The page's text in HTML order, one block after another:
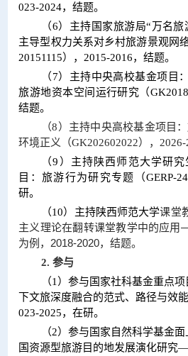
023-2024，结题。
（6）主持国家旅游局“万名
主导型权力关系对乡村旅游景观网
20151115），2015-2016，结题。
（7）主持中央高校基金项目
旅游地资本空间运行研究（
结题。
（8） 主持中央高校基金项目
环境正义（GK202602022），2026-
（9）主持陕西师范大学研
目：旅游行为研究专题（GERP-
研。
（10）主持陕西师范大学课堂
主义理论在翻转课堂教学中的应
为例，2018-2020，结题。
2.参与
（1）参与国家社科基金重点
下文旅深度融合的范式、路径与效
023-2025，在研。
（2）参与国家自然科学基金
国资源型旅游目的地发展演化研